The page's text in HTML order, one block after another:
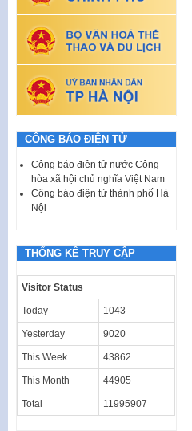
CÔNG BÁO ĐIỆN TỬ
Công báo điện tử nước Cộng
hòa xã hội chủ nghĩa Việt Nam
Công báo điện tử thành phố Hà
Nội
THỐNG KÊ TRUY CẬP
Visitor Status
Today 1043
Yesterday 9020
This Week 43862
This Month 44905
Total 11995907